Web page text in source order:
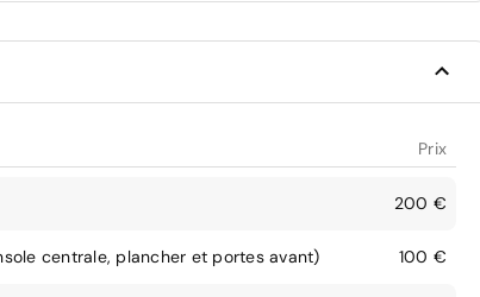
Prix
200 €
centrale, plancher et portes avant) 100 €